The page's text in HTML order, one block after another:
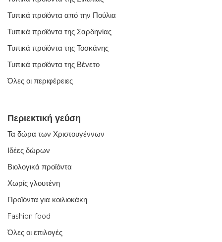
Τυπικά προϊόντα από την Πούλια
Τυπικά προϊόντα της Σαρδηνίας
Τυπικά προϊόντα της Τοσκάνης
Τυπικά προϊόντα της Βένετο
Όλες οι περιφέρειες
Περιεκτική γεύση
Τα δώρα των Χριστουγέννων
Ιδέες δώρων
Βιολογικά προϊόντα
Χωρίς γλουτένη
Προϊόντα για κοιλιοκάκη
Fashion food
Όλες οι επιλογές